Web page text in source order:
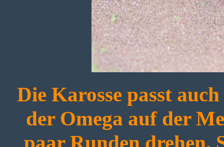
Die Karosse passt
der Omega auf der
paar Runden drehen.